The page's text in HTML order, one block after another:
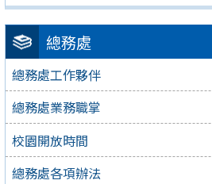
總務處
總務處工作夥伴
總務處業務職掌
校園開放時間
總務處各項辦法